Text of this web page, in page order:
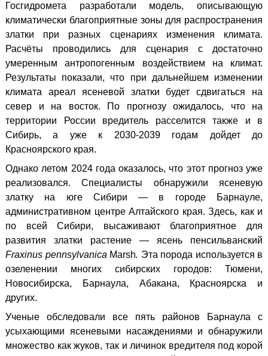
Госгидромета разработали модель, описывающую
климатически благоприятные зоны для распространения
златки при разных сценариях изменения климата.
Расчёты проводились для сценария с достаточно
умеренным антропогенным воздействием на климат.
Результаты показали, что при дальнейшем изменении
климата ареал ясеневой златки будет сдвигаться на
север и на восток. По прогнозу ожидалось, что на
территории России вредитель расселится также и в
Сибирь, а уже к 2030-2039 годам дойдет до
Красноярского края.
Однако летом 2024 года оказалось, что этот прогноз уже
реализовался. Специалисты обнаружили ясеневую
златку на юге Сибири — в городе Барнауле,
административном центре Алтайского края. Здесь, как и
по всей Сибири, высаживают благоприятное для
развития златки растение — ясень пенсильванский
Fraxinus pennsylvanica Marsh. Эта порода используется в
озеленении многих сибирских городов: Тюмени,
Новосибирска, Барнаула, Абакана, Красноярска и
других.
Ученые обследовали все пять районов Барнаула с
усыхающими ясеневыми насаждениями и обнаружили
множество как жуков, так и личинок вредителя под корой